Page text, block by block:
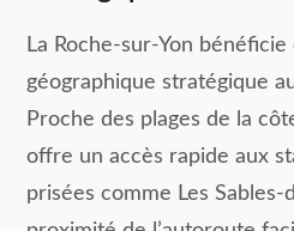
La Roche-sur-Yon bénéficie
géographique stratégique
Proche des plages de la
offre un accès rapide aux
prisées comme Les Sables-